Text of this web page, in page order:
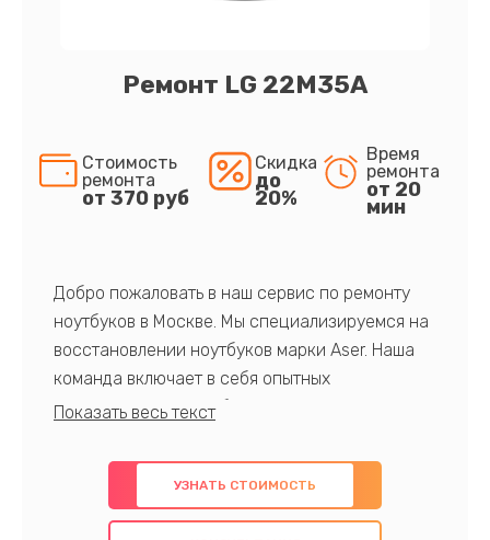
Ремонт LG 22M35A
Стоимость
ремонта
от 370 руб
Скидка
до
20%
Время
ремонта
от 20
мин
Добро пожаловать в наш сервис по ремонту
ноутбуков в Москве. Мы специализируемся на
восстановлении ноутбуков марки Aser. Наша
команда включает в себя опытных
профессионалов с обширными знаниями и
предлагаем быстрый и качественный ремонт с
использованием оригинальных компонентов, а
также гарантируем качество всех
УЗНАТЬ СТОИМОСТЬ